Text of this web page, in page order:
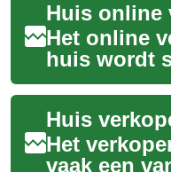
Het online
huis wordt
populairder
Deze
Het
vaak een